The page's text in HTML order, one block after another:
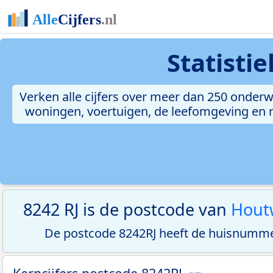
Verken alle cijfers over meer dan 250
woningen, voertuigen, de leefomgeving
8242 RJ is de postcode van
De postcode 8242RJ heeft de